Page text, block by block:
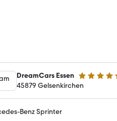
DreamCars Essen 4.9 Sterne
45879 Gelsenkirchen